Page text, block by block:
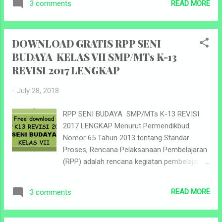
mengarahkan kegiatan pembelajaran peserta
didik dalam upaya mencapai Kompetensi
kurikulum yang berlaku dalam Sistem
Pendidikan Indonesia. Kurikulum ini
merupakan kurikulum tetap diterapkan oleh
berlaku selama kurang lebih 6 tahun. RPP
dikembangkan menurut Kompetensi Dasar
(KD) atau subtema yang dilaksanakan dalam
satu kali pertemuan atau lebih. Salah satu
syarat Sebuah RPP yang baik adalah harus
dalamnya. Komponen penting RPP tersebut
3 comments READ MORE
DOWNLOAD GRATIS RPP SENI
BUDAYA KELAS VII SMP/MTs K-13
REVISI 2017 LENGKAP
- July 28, 2018
RPP SENI BUDAYA SMP/MTs K-13 REVISI
2017 LENGKAP Menurut Permendikbud
Nomor 65 Tahun 2013 tentang Standar
Proses, Rencana Pelaksanaan Pembelajaran
(RPP) adalah rencana kegiatan pembelajaran
mengarahkan kegiatan pembelajaran peserta
didik dalam upaya mencapai Kompetensi
3 comments READ MORE